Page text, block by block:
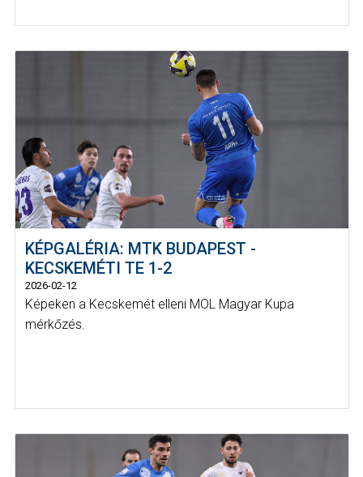
KÉPGALÉRIA: MTK BUDAPEST -
KECSKEMÉTI TE 1-2
2026-02-12
Képeken a Kecskemét elleni MOL Magyar Kupa
mérkőzés.